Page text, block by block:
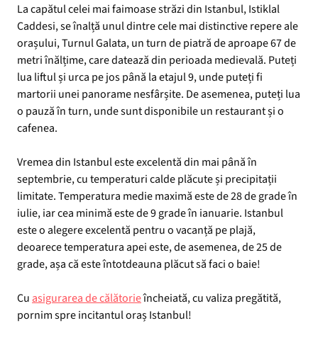
La capătul celei mai faimoase străzi din Istanbul, Istiklal
Caddesi, se înalță unul dintre cele mai distinctive repere ale
orașului, Turnul Galata, un turn de piatră de aproape 67 de
metri înălțime, care datează din perioada medievală. Puteți
lua liftul și urca pe jos până la etajul 9, unde puteți fi
martorii unei panorame nesfârșite. De asemenea, puteți lua
o pauză în turn, unde sunt disponibile un restaurant și o
cafenea.
Vremea din Istanbul este excelentă din mai până în
septembrie, cu temperaturi calde plăcute și precipitații
limitate. Temperatura medie maximă este de 28 de grade în
iulie, iar cea minimă este de 9 grade în ianuarie. Istanbul
este o alegere excelentă pentru o vacanță pe plajă,
deoarece temperatura apei este, de asemenea, de 25 de
grade, așa că este întotdeauna plăcut să faci o baie!
Cu asigurarea de călătorieîncheiată, cu valiza pregătită,
pornim spre incitantul oraș Istanbul!